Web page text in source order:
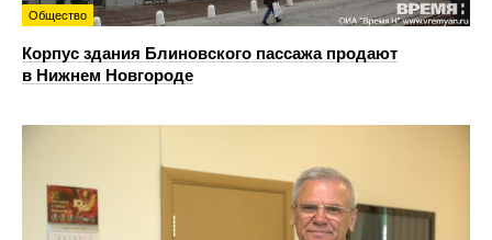
Общество
Корпус здания Блиновского пассажа продают
в Нижнем Новгороде